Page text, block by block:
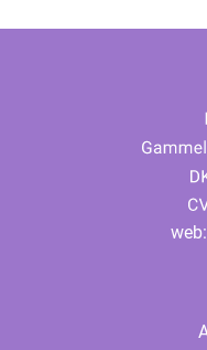
web: